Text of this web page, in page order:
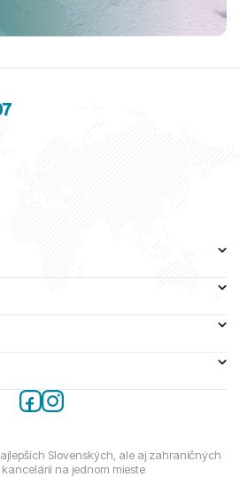
Slovenských, ale aj zahraničných
na jednom mieste